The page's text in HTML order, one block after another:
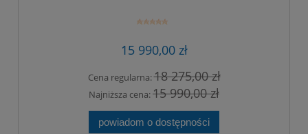
15 990,00 zł
Cena regularna:18 275,00 zł
Najniższa cena:15 990,00 zł
powiadom o dostępności